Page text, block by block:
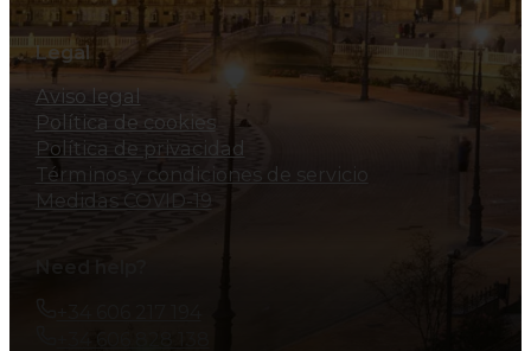
Legal
Aviso legal
Política de cookies
Política de privacidad
Términos y condiciones de servicio
Medidas COVID-19